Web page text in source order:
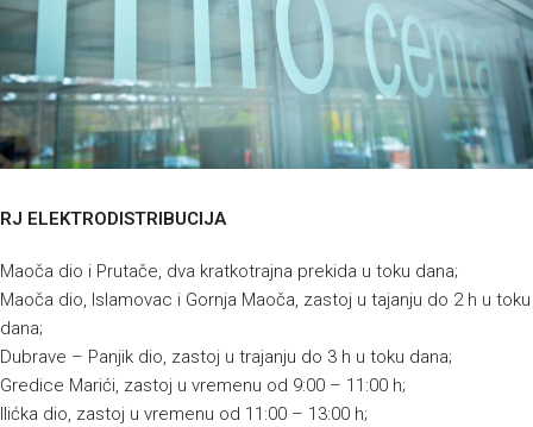
RJ ELEKTRODISTRIBUCIJA
Maoča dio i Prutače, dva kratkotrajna prekida u toku dana;
Maoča dio, Islamovac i Gornja Maoča, zastoj u tajanju do 2 h u toku
dana;
Dubrave – Panjik dio, zastoj u trajanju do 3 h u toku dana;
Gredice Marići, zastoj u vremenu od 9:00 – 11:00 h;
Ilićka dio, zastoj u vremenu od 11:00 – 13:00 h;